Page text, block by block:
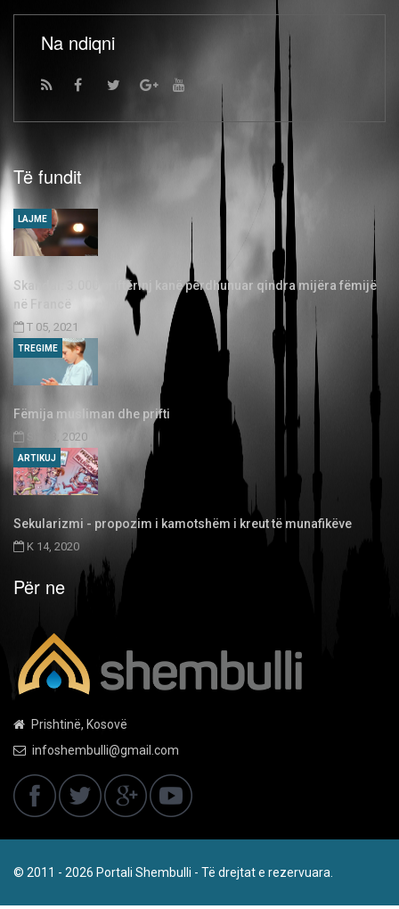
Na ndiqni
Të fundit
Skandal: 3.000 priftërinj kanë përdhunuar qindra mijëra fëmijë
në Francë
T 05, 2021
LAJME
Fëmija musliman dhe prifti
SH 03, 2020
TREGIME
Sekularizmi - propozim i kamotshëm i kreut të munafikëve
K 14, 2020
ARTIKUJ
Për ne
Prishtinë, Kosovë
infoshembulli@gmail.com
© 2011 - 2026 Portali Shembulli - Të drejtat e rezervuara.